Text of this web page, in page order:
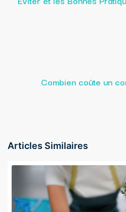
Combien coûte un
Articles Similaires